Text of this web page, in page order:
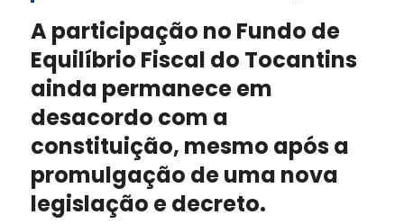
A participação no Fundo de
Equilíbrio Fiscal do Tocantins
ainda permanece em
desacordo com a
constituição, mesmo após a
promulgação de uma nova
legislação e decreto.